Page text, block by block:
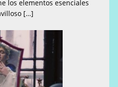
los elementos esenciales
[…]